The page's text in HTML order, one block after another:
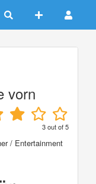
vorn
3out of5
/ Entertainment